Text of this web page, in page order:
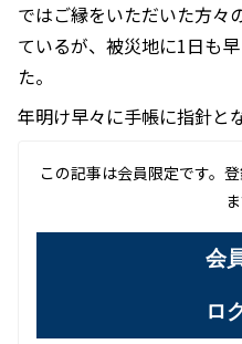
ではご縁をいただいた方々
ているが、被災地に1日も
た。
年明け早々に手帳に指針と
この記事は会員限定です。
会
ロ